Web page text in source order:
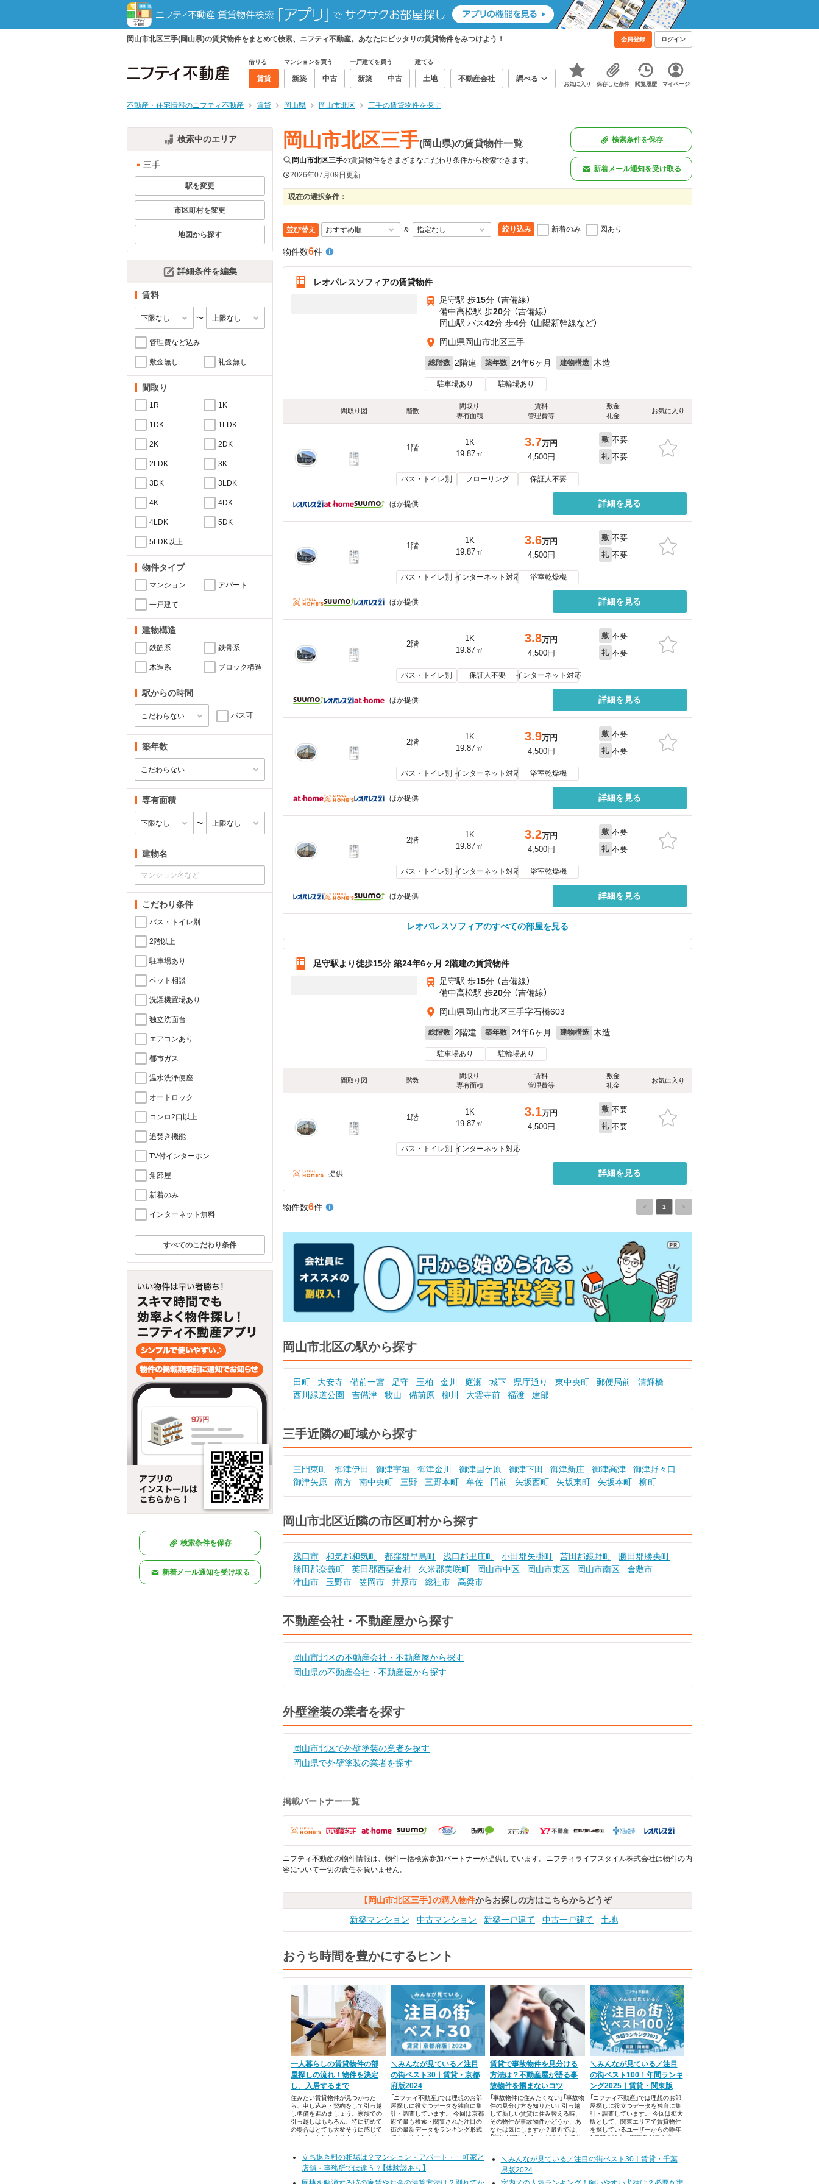
岡山市北区三手(岡山県)の賃貸物件をまとめて検索、ニフティ不動産。あなたにピッタリの賃貸物件をみつけよう！ 会員登録 ログイン
借りる
賃貸
マンションを買う
新築 中古
一戸建てを買う
新築 中古
建てる
土地 不動産会社 調べる
お気に入り 保存した条件 閲覧履歴 マイページ
不動産・住宅情報のニフティ不動産 賃貸 岡山県 岡山市北区 三手の賃貸物件を探す
検索中のエリア
三手
駅を変更
市区町村を変更
地図から探す
詳細条件を編集
賃料
〜
管理費など込み
敷金無し 礼金無し
間取り
1R 1K
1DK 1LDK
2K 2DK
2LDK 3K
3DK 3LDK
4K 4DK
4LDK 5DK
5LDK以上
物件タイプ
マンション アパート
一戸建て
建物構造
鉄筋系 鉄骨系
木造系 ブロック構造
駅からの時間
バス可
築年数
専有面積
〜
建物名
こだわり条件
バス・トイレ別
2階以上
駐車場あり
ペット相談
洗濯機置場あり
独立洗面台
エアコンあり
都市ガス
温水洗浄便座
オートロック
コンロ2口以上
追焚き機能
TV付インターホン
角部屋
新着のみ
インターネット無料
すべてのこだわり条件
検索条件を保存
新着メール通知を受け取る
岡山市北区三手(岡山県)の賃貸物件一覧
岡山市北区三手の賃貸物件をさまざまなこだわり条件から検索できます。
2026年07月09日更新
検索条件を保存
新着メール通知を受け取る
現在の選択条件： -
並び替え ＆ 絞り込み 新着のみ 図あり
物件数6件
レオパレスソフィアの賃貸物件
足守駅 歩15分 （吉備線）
備中高松駅 歩20分 （吉備線）
岡山駅 バス42分 歩4分 （山陽新幹線など）
岡山県岡山市北区三手
総階数 2階建 築年数 24年6ヶ月 建物構造 木造
駐車場あり 駐輪場あり
間取り図 階数
間取り
専有面積
賃料
管理費等
敷金
礼金
お気に入り
1階
1K
19.87㎡
3.7万円
4,500円
敷 不要
礼 不要
バス・トイレ別 フローリング 保証人不要
ほか提供 詳細を見る
1階
1K
19.87㎡
3.6万円
4,500円
敷 不要
礼 不要
バス・トイレ別 インターネット対応 浴室乾燥機
ほか提供 詳細を見る
2階
1K
19.87㎡
3.8万円
4,500円
敷 不要
礼 不要
バス・トイレ別 保証人不要 インターネット対応
ほか提供 詳細を見る
2階
1K
19.87㎡
3.9万円
4,500円
敷 不要
礼 不要
バス・トイレ別 インターネット対応 浴室乾燥機
ほか提供 詳細を見る
2階
1K
19.87㎡
3.2万円
4,500円
敷 不要
礼 不要
バス・トイレ別 インターネット対応 浴室乾燥機
ほか提供 詳細を見る
レオパレスソフィアのすべての部屋を見る
足守駅より徒歩15分 築24年6ヶ月 2階建の賃貸物件
足守駅 歩15分 （吉備線）
備中高松駅 歩20分 （吉備線）
岡山県岡山市北区三手字石橋603
総階数 2階建 築年数 24年6ヶ月 建物構造 木造
駐車場あり 駐輪場あり
間取り図 階数
間取り
専有面積
賃料
管理費等
敷金
礼金
お気に入り
1階
1K
19.87㎡
3.1万円
4,500円
敷 不要
礼 不要
バス・トイレ別 インターネット対応
提供 詳細を見る
物件数6件 < 1 >
岡山市北区の駅から探す
田町 大安寺 備前一宮 足守 玉柏 金川 庭瀬 城下 県庁通り 東中央町 郵便局前
清輝橋
西川緑道公園
吉備津 牧山 備前原 柳川 大雲寺前 福渡 建部
三手近隣の町域から探す
三門東町 御津伊田 御津宇垣 御津金川 御津国ケ原 御津下田 御津新庄 御津高津
御津野々口
御津矢原
南方 南中央町 三野 三野本町 牟佐 門前 矢坂西町 矢坂東町 矢坂本町 柳町
岡山市北区近隣の市区町村から探す
浅口市 和気郡和気町 都窪郡早島町 浅口郡里庄町 小田郡矢掛町 苫田郡鏡野町
勝田郡勝央町
勝田郡奈義町
英田郡西粟倉村 久米郡美咲町 岡山市中区 岡山市東区 岡山市南区
倉敷市
津山市
玉野市 笠岡市 井原市 総社市 高梁市
不動産会社・不動産屋から探す
岡山市北区の不動産会社・不動産屋から探す
岡山県の不動産会社・不動産屋から探す
外壁塗装の業者を探す
岡山市北区で外壁塗装の業者を探す
岡山県で外壁塗装の業者を探す
掲載パートナー一覧
ニフティ不動産の物件情報は、物件一括検索参加パートナーが提供しています。ニフティライフスタイル株式会社は物件の内
容について一切の責任を負いません。
【岡山市北区三手】の購入物件からお探しの方はこちらからどうぞ
新築マンション
中古マンション 新築一戸建て 中古一戸建て 土地
おうち時間を豊かにするヒント
一人暮らしの賃貸物件の部
屋探しの流れ！物件を決定
し、入居するまで
住みたい賃貸物件が見つかった
ら、申し込み・契約をして引っ越
し準備を進めましょう。家族での
引っ越しはもちろん、特に初めて
の場合はとても大変そうに感じて
しまうかもしれません。ですが、
しっかりとサポートしてくれる引
っ越し業者を選べば、思っている
よりも気軽にできるかもしれませ
んよ。
＼みんなが見ている／注目
の街ベスト30｜賃貸・京都
府版2024
「ニフティ不動産」では理想のお部
屋探しに役立つデータを独自に集
計・調査しています。 今回は京都
府で最も検索・閲覧された注目の
街の最新データをランキング形式
でまとめました。
賃貸で事故物件を見分ける
方法は？不動産屋が語る事
故物件を掴まないコツ
「事故物件に住みたくない」「事故物
件の見分け方を知りたい」 引っ越
して新しい賃貸に住み替える時、
その物件が事故物件かどうか、あ
なたは気にしますか？最近では、
「家賃が安いから」などの理由であ
えて事故物件を選ぶ方もいるそう
住みたくない」と考えると思いま
す。
＼みんなが見ている／注目
の街ベスト100！年間ランキ
ング2025｜賃貸・関東版
「ニフティ不動産」では理想のお部
屋探しに役立つデータを独自に集
計・調査しています。 今回は拡大
版として、関東エリアで賃貸物件
を探しているユーザーからの昨年
1年間の検索・閲覧数が最も高か
った、注目の街ランキングベスト
立ち退き料の相場は？マンション・アパート・一軒家と
店舗・事務所では違う？【体験談あり】
＼みんなが見ている／注目の街ベスト30｜賃貸・千葉
県版2024